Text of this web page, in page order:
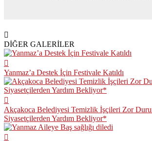
DİĞER GALERİLER
Yanmaz’a Destek İçin Festivale Katıldı
Akçakoca Belediyesi Temizlik İşçileri Zor
Siyasetçilerden Yardım Bekliyor*